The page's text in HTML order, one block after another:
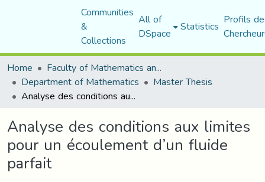
Communities
&
Collections
All of
DSpace Statistics Profils
Home
Faculty of Mathematics and Computer Science
Department of Mathematics Master Thesis
Analyse des conditions aux limites pour un écoulement d’un fluide parfait
Analyse des conditions aux limites
pour un écoulement d’un fluide
parfait